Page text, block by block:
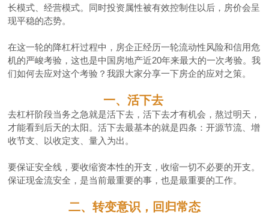
长模式、经营模式。同时投资属性被有效控制住以后，房价会呈
现平稳的态势。
在这一轮的降杠杆过程中，房企正经历一轮流动性风险和信用危
机的严峻考验，这也是中国房地产近20年来最大的一次考验。我
们如何去应对这个考验？我跟大家分享一下房企的应对之策。
一、活下去
去杠杆阶段当务之急就是活下去，活下去才有机会，熬过明天，
才能看到后天的太阳。活下去最基本的就是四条：开源节流、增
收节支、以收定支、量入为出。
要保证安全线，要收缩资本性的开支，收缩一切不必要的开支。
保证现金流安全，是当前最重要的事，也是最重要的工作。
二、转变意识，回归常态